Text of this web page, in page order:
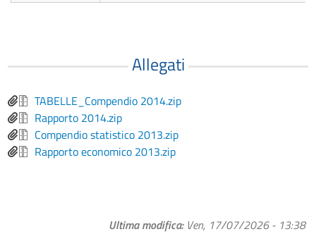
Allegati
FileTABELLE_Compendio 2014.zip
File Rapporto 2014.zip
File Compendio statistico 2013.zip
File Rapporto economico 2013.zip
Ultima modifica Ven, 17/07/2026 - 13:38